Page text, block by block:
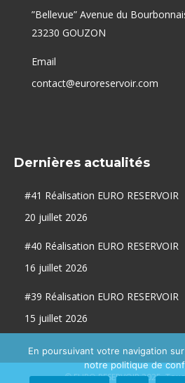
”Bellevue” Avenue du
23230 GOUZON
Email
contact@euroreservoir.com
Dernières actualités
#41 Réalisation EURO RESERVOIR
20 juillet 2026
#40 Réalisation EURO RESERVOIR
16 juillet 2026
#39 Réalisation EURO RESERVOIR
15 juillet 2026
© EURO RESERVOIR 2025.
En poursuivant votre navigation
notre politique de